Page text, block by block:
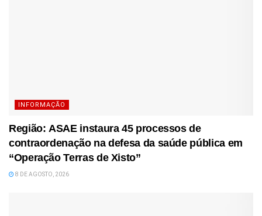
INFORMAÇÃO
Região: ASAE instaura 45 processos de
contraordenação na defesa da saúde pública em
“Operação Terras de Xisto”
8 DE AGOSTO, 2026